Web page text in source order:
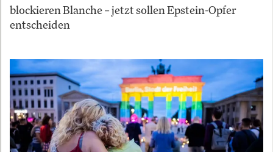
blockieren Blanche – jetzt sollen Epstein-Opfer
entscheiden